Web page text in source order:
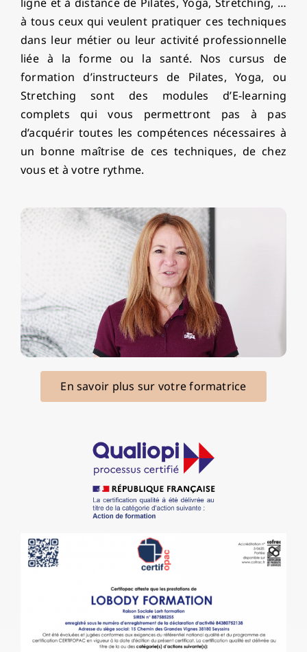
à tous ceux qui veulent pratiquer ces techniques
dans leur métier ou leur activité professionnelle
liée à la forme ou la santé. Nos cursus de
formation d’instructeurs de Pilates, Yoga, ou
Stretching sont des modules d’E-learning
complets qui vous permettront pas à pas
d’acquérir toutes les compétences nécessaires à
un bonne maîtrise de ces techniques, de chez
vous et à votre rythme.
En savoir plus sur votre formatrice